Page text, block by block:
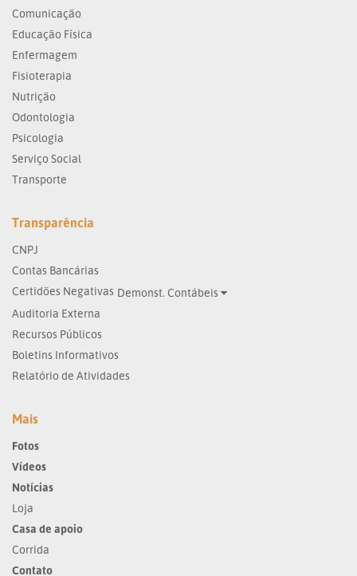
Comunicação
Educação Física
Enfermagem
Fisioterapia
Nutrição
Odontologia
Psicologia
Serviço Social
Transporte
Transparência
CNPJ
Contas Bancárias
Certidões Negativas Demonst. Contábeis
Auditoria Externa
Recursos Públicos
Boletins Informativos
Relatório de Atividades
Mais
Fotos
Vídeos
Notícias
Loja
Casa de apoio
Corrida
Contato